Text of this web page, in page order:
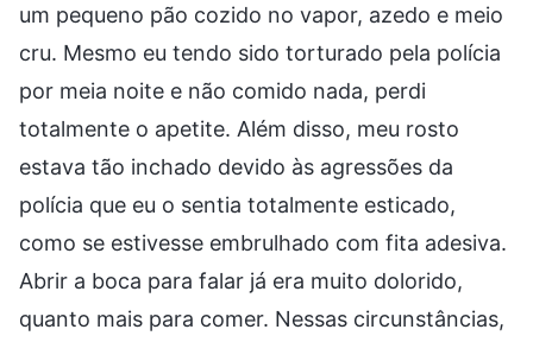
um pequeno pão cozido no vapor, azedo e meio
cru. Mesmo eu tendo sido torturado pela polícia
por meia noite e não comido nada, perdi
totalmente o apetite. Além disso, meu rosto
estava tão inchado devido às agressões da
polícia que eu o sentia totalmente esticado,
como se estivesse embrulhado com fita adesiva.
Abrir a boca para falar já era muito dolorido,
quanto mais para comer. Nessas circunstâncias,